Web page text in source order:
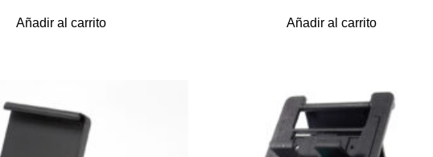
Añadir al carrito Añadir al carrito